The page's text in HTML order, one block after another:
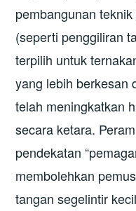
pembangunan
(seperti penggiliran
terpilih untuk
yang lebih berkesan
telah meningkatkan
secara ketara.
pendekatan
membolehkan
tangan segelintir